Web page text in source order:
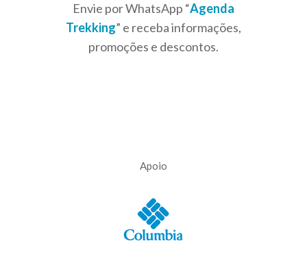
Envie por WhatsApp “Agenda
Trekking” e receba informações,
promoções e descontos.
Apoio